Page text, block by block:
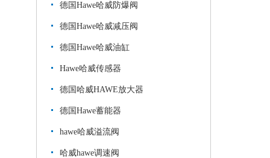
德国Hawe哈威防爆阀
德国Hawe哈威减压阀
德国Hawe哈威油缸
Hawe哈威传感器
德国哈威HAWE放大器
德国Hawe蓄能器
hawe哈威溢流阀
哈威hawe调速阀